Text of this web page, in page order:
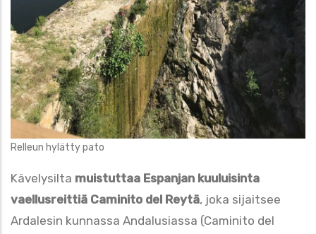
Relleun hylätty pato
Kävelysilta muistuttaa Espanjan kuuluisinta
vaellusreittiä Caminito del Reytä, joka sijaitsee
Ardalesin kunnassa Andalusiassa (Caminito del